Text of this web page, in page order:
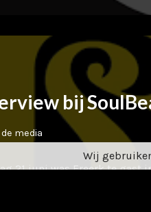
bij
media
21 juni was Freerk te gast
Wij